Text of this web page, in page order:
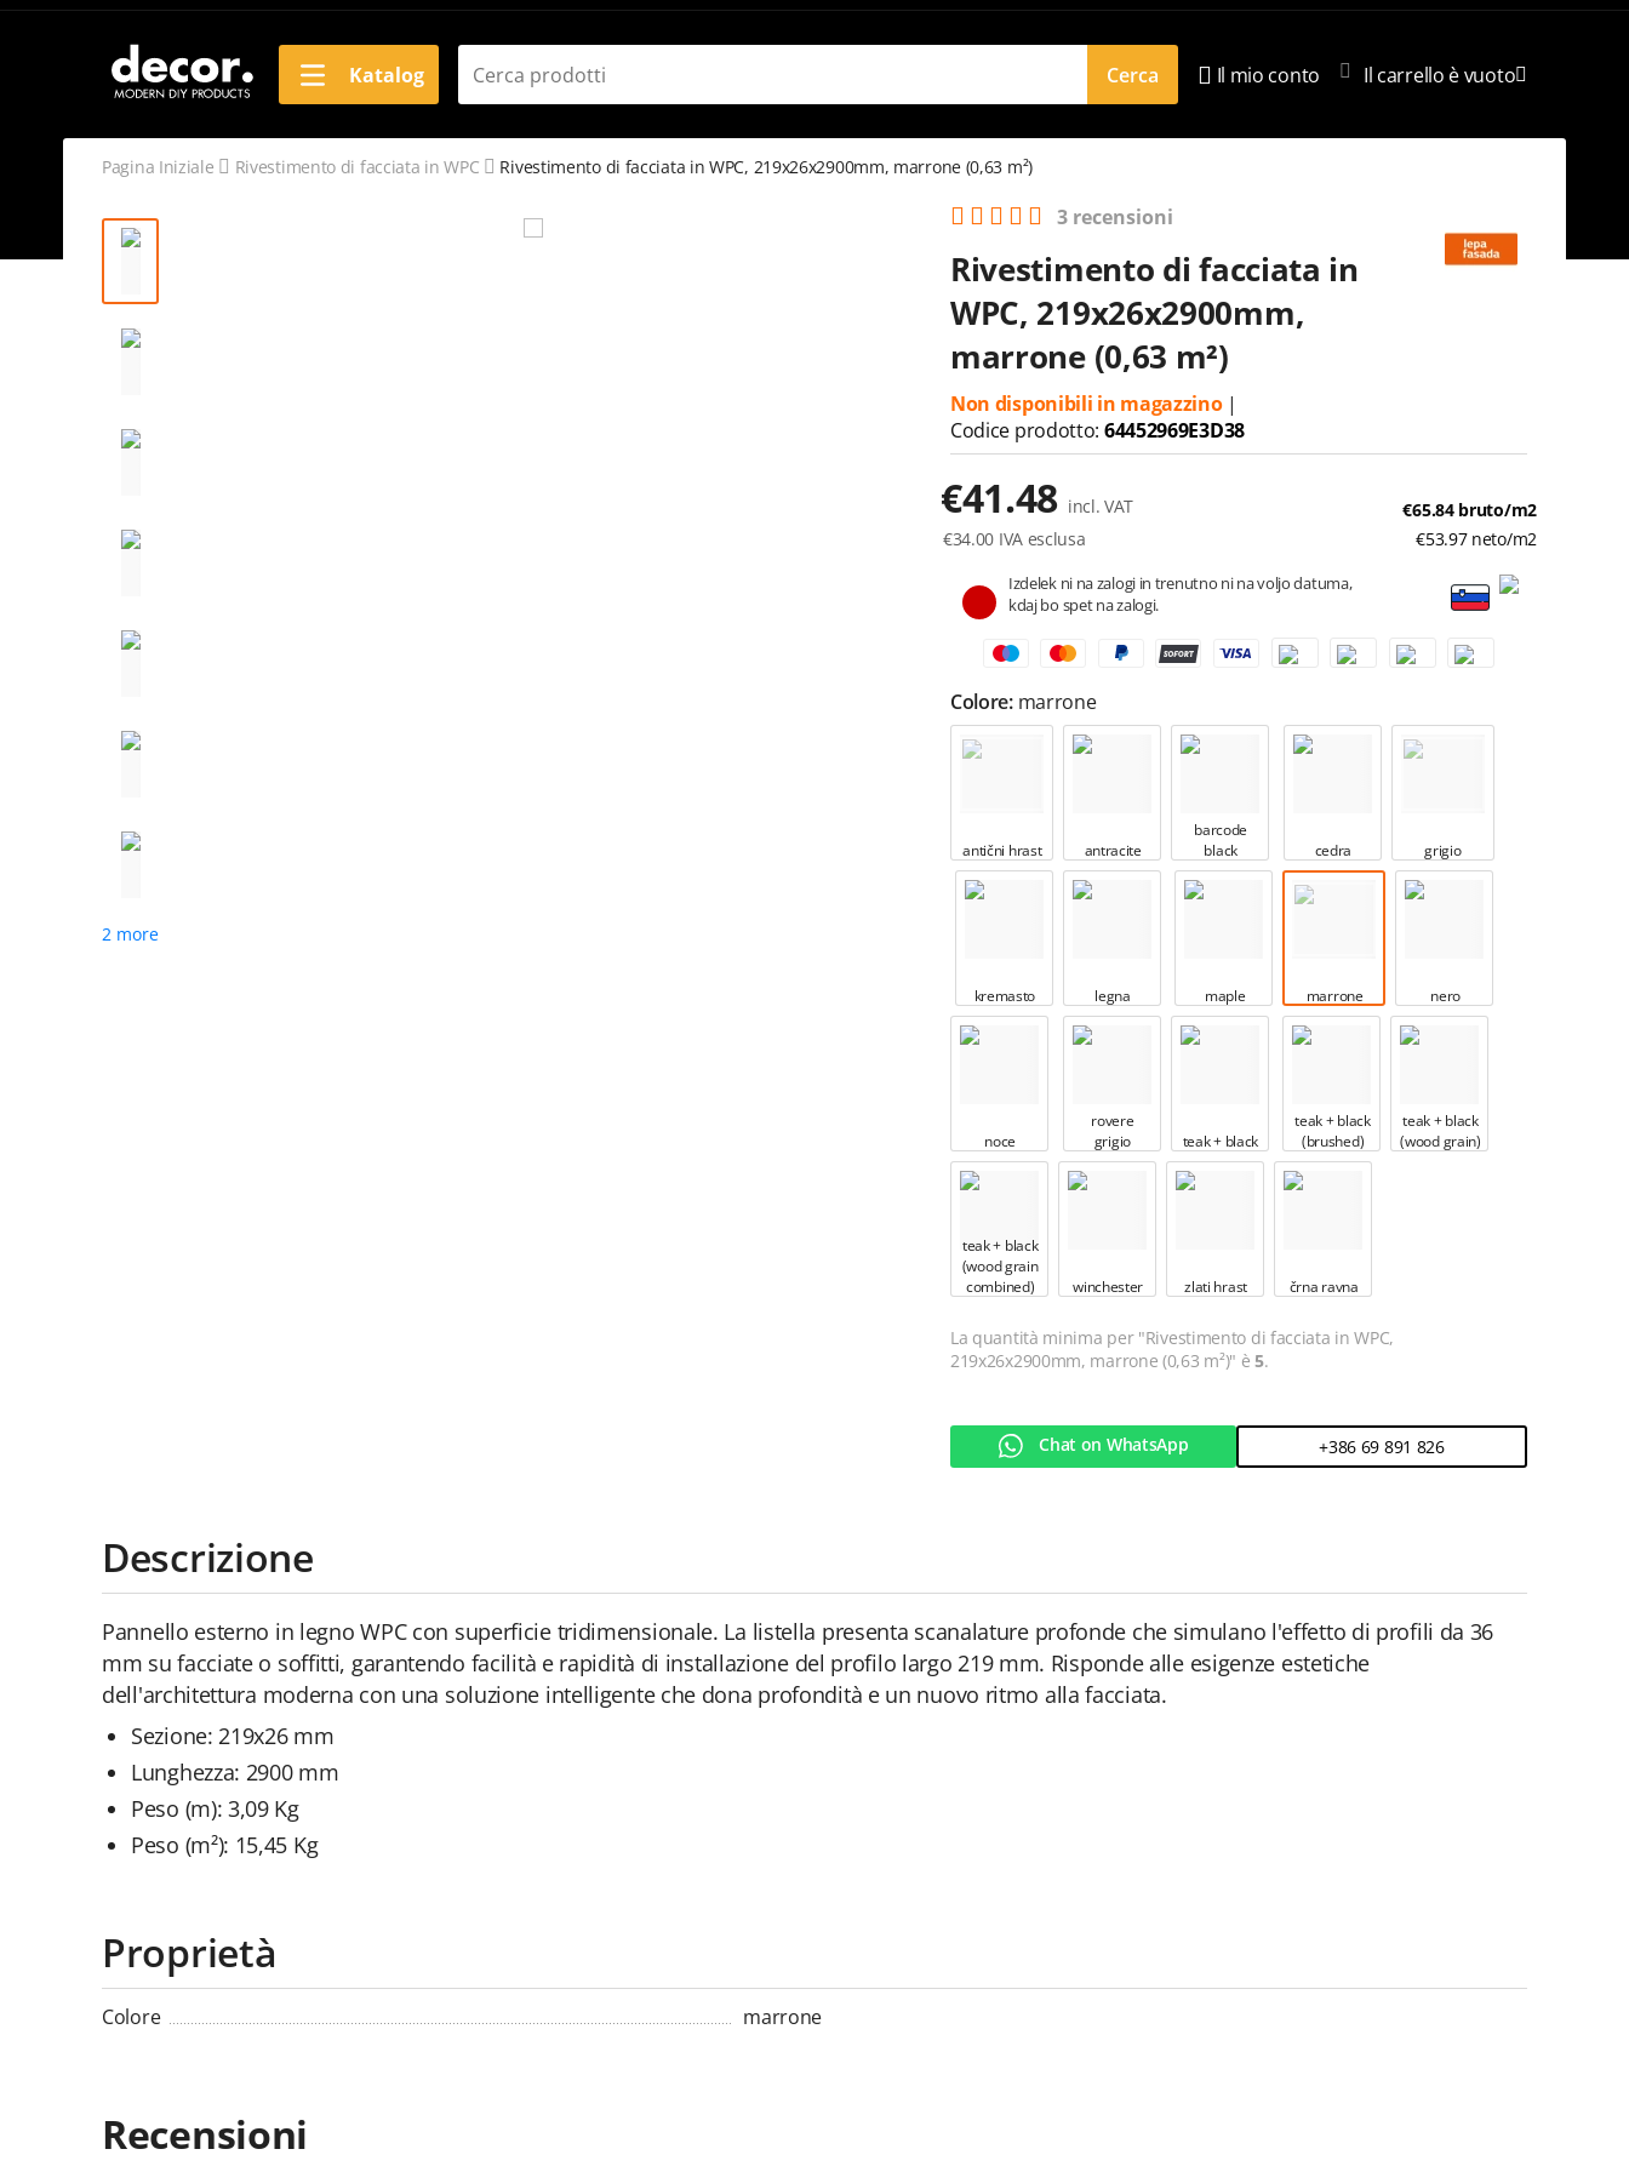
Katalog Cerca Il mio conto Il carrello è vuoto
Pagina Iniziale Rivestimento di facciata in WPC Rivestimento di facciata in WPC, 219x26x2900mm, marrone (0,63 m²)
2 more
3 recensioni
Rivestimento di facciata in
WPC, 219x26x2900mm,
marrone (0,63 m²)
Non disponibili in magazzino |
Codice prodotto: 64452969E3D38
€41.48 incl. VAT
€34.00 IVA esclusa
€65.84bruto/m2
€53.97neto/m2
Izdelek ni na zalogi in trenutno ni na voljo datuma,
kdaj bo spet na zalogi.
Colore: marrone
antični hrast antracite
barcode
black
cedra grigio
kremasto legna maple marrone nero
noce
rovere
grigio
teak + black
teak + black
(brushed)
teak + black
(wood grain)
teak + black
(wood grain
combined)
winchester zlati hrast črna ravna
La quantità minima per "Rivestimento di facciata in WPC,
219x26x2900mm, marrone (0,63 m²)" è5.
Chat on WhatsApp +386 69 891 826
Descrizione
Pannello esterno in legno WPC con superficie tridimensionale. La listella presenta scanalature profonde che simulano l'effetto di profili da 36
mm su facciate o soffitti, garantendo facilità e rapidità di installazione del profilo largo 219 mm. Risponde alle esigenze estetiche
dell'architettura moderna con una soluzione intelligente che dona profondità e un nuovo ritmo alla facciata.
Sezione: 219x26 mm
Lunghezza: 2900 mm
Peso (m): 3,09 Kg
Peso (m²): 15,45 Kg
Proprietà
Colore marrone
Recensioni